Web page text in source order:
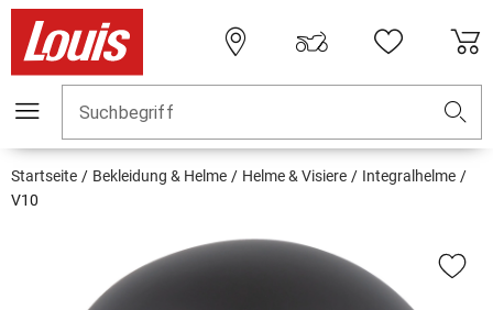
Suchbegriff
Startseite Bekleidung & Helme Helme & Visiere
Integralhelme
V10